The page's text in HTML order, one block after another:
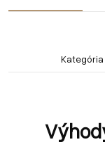
Kategória